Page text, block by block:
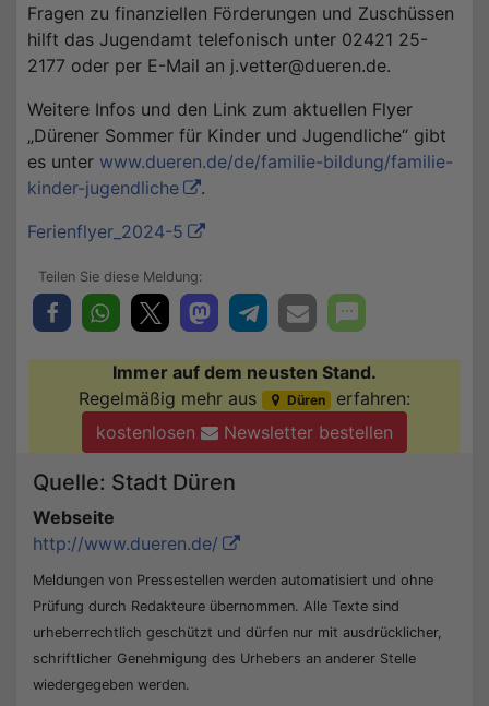
Fragen zu finanziellen Förderungen und Zuschüssen
hilft das Jugendamt telefonisch unter 02421 25-
2177 oder per E-Mail an j.vetter@dueren.de.
Weitere Infos und den Link zum aktuellen Flyer
„Dürener Sommer für Kinder und Jugendliche“ gibt
es unter www.dueren.de/de/familie-bildung/familie-
kinder-jugendliche
.
Ferienflyer_2024-5
Immer auf dem neusten Stand.
Regelmäßig mehr aus
Düren
erfahren:
kostenlosen
Newsletter bestellen
Quelle: Stadt Düren
Webseite
http://www.dueren.de/
Meldungen von Pressestellen werden automatisiert und ohne
Prüfung durch Redakteure übernommen. Alle Texte sind
urheberrechtlich geschützt und dürfen nur mit ausdrücklicher,
schriftlicher Genehmigung des Urhebers an anderer Stelle
wiedergegeben werden.